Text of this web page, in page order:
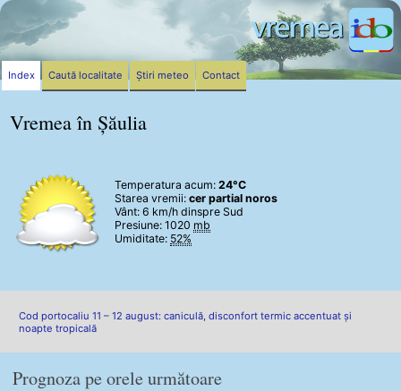
Vremea în Șăulia
Temperatura acum: 24°C
Starea vremii: cer partial noros
Vânt: 6 km/h dinspre Sud
Presiune: 1020 mb
Umiditate: 52%
Cod portocaliu 11 – 12 august: caniculă, disconfort termic accentuat și
noapte tropicală
Prognoza pe orele următoare
Index Caută localitate Știri meteo Contact